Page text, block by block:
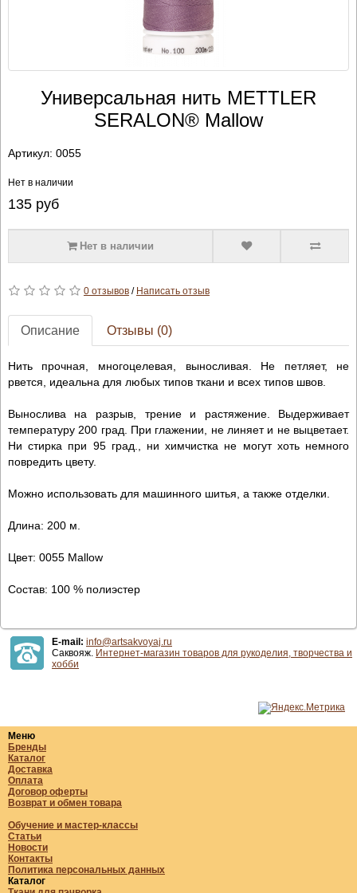
Универсальная нить METTLER
SERALON® Mallow
Артикул: 0055
Нет в наличии
135руб
Нет в наличии
0 отзывов/ Написать отзыв
Описание Отзывы (0)
Нить прочная, многоцелевая, выносливая. Не петляет, не
рвется, идеальна для любых типов ткани и всех типов швов.
Вынослива на разрыв, трение и растяжение. Выдерживает
температуру 200 град. При глажении, не линяет и не выцветает.
Ни стирка при 95 град., ни химчистка не могут хоть немного
повредить цвету.
Можно использовать для машинного шитья, а также отделки.
Длина: 200 м.
Цвет: 0055 Mallow
Состав: 100 % полиэстер
E-mail: info@artsakvoyaj.ru
Саквояж. Интернет-магазин товаров для рукоделия, творчества и
хобби
Меню
Бренды
Каталог
Доставка
Оплата
Договор оферты
Возврат и обмен товара
Обучение и мастер-классы
Статьи
Новости
Контакты
Политика персональных данных
Каталог